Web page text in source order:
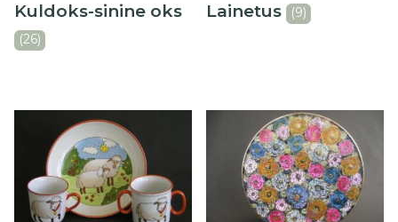
Kuldoks-sinine oks
(26)
Lainetus (9)